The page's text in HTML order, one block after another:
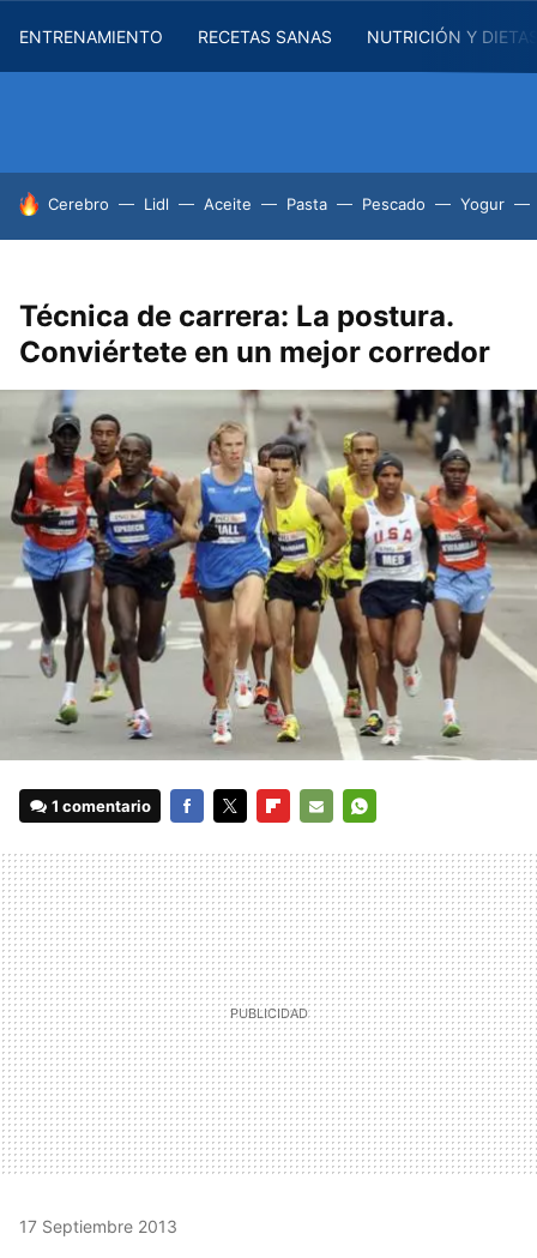
ENTRENAMIENTO RECETAS SANAS NUTRICIÓN Y
HOY SE HABLA DE
Cerebro Lidl Aceite Pasta Pescado Yogur
Técnica de carrera: La postura.
Conviértete en un mejor corredor
1 comentario
MAIL
17 Septiembre 2013